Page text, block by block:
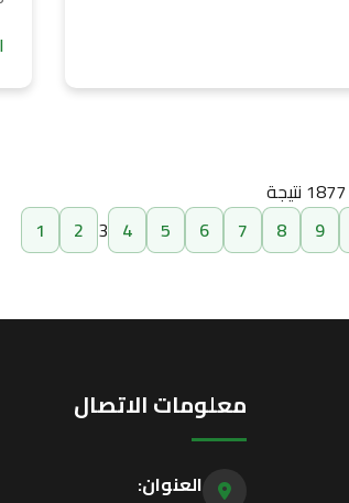
1877 نتيجة
1
2 3 4 5 6 7 8 9
معلومات الاتصال
العنوان: